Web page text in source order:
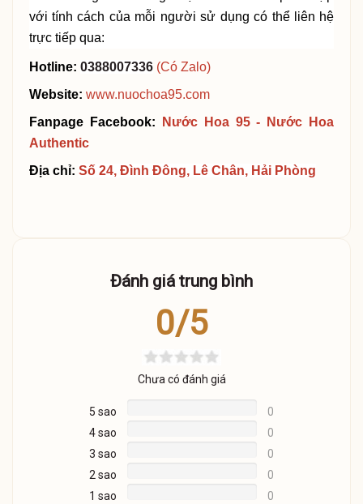
với tính cách của mỗi người sử dụng có thể liên hệ
trực tiếp qua:
Hotline: 0388007336(Có Zalo)
Website: www.nuochoa95.com
Fanpage Facebook:
Nước Hoa 95 - Nước Hoa
Authentic
Địa chỉ: Số 24, Đình Đông, Lê Chân, Hải Phòng
Đánh giá trung bình
0/5
Chưa có đánh giá
5 sao
0
4 sao
0
3 sao
0
2 sao
0
1 sao
0